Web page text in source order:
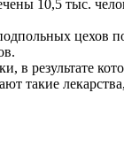
10,5 тыс.
цехов
результате
такие